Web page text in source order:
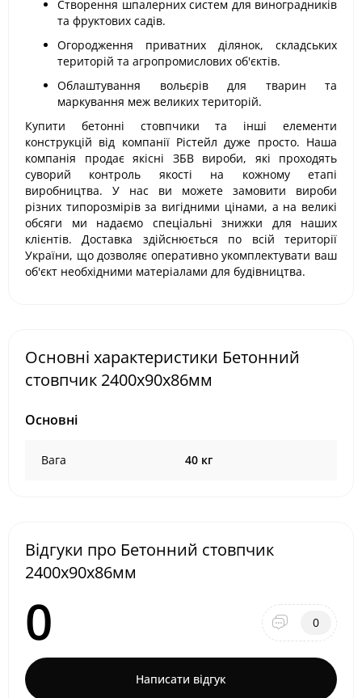
Створення шпалерних систем для виноградників
та фруктових садів.
Огородження приватних ділянок, складських
територій та агропромислових об'єктів.
Облаштування вольєрів для тварин та
маркування меж великих територій.
Купити бетонні стовпчики та інші елементи
конструкцій від компанії Рістейл дуже просто. Наша
компанія продає якісні ЗБВ вироби, які проходять
суворий контроль якості на кожному етапі
виробництва. У нас ви можете замовити вироби
різних типорозмірів за вигідними цінами, а на великі
обсяги ми надаємо спеціальні знижки для наших
клієнтів. Доставка здійснюється по всій території
України, що дозволяє оперативно укомплектувати ваш
об'єкт необхідними матеріалами для будівництва.
Основні характеристики Бетонний
стовпчик 2400х90х86мм
Основні
Вага 40 кг
Відгуки про Бетонний стовпчик
2400х90х86мм
0 0
Написати відгук